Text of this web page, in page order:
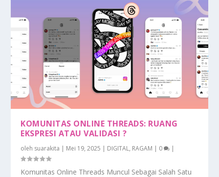
KOMUNITAS ONLINE THREADS: RUANG
EKSPRESI ATAU VALIDASI ?
oleh suarakita | Mei 19, 2025 | DIGITAL, RAGAM | 0 |
Komunitas Online Threads Muncul Sebagai Salah Satu